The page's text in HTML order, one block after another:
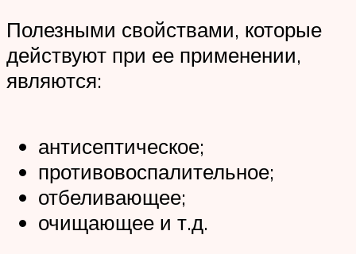
Полезными свойствами, которые
действуют при ее применении,
являются:
антисептическое;
противовоспалительное;
отбеливающее;
очищающее и т.д.